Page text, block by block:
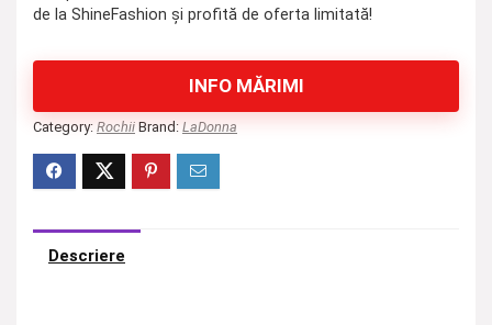
de la ShineFashion și profită de oferta limitată!
INFO MĂRIMI
Category: Rochii Brand: LaDonna
Descriere